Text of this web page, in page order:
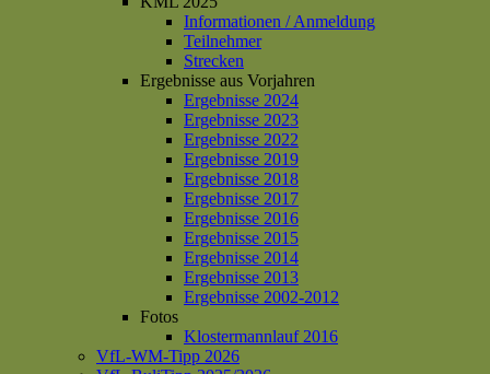
Informationen / Anmeldung
Teilnehmer
Strecken
Ergebnisse aus Vorjahren
Ergebnisse 2024
Ergebnisse 2023
Ergebnisse 2022
Ergebnisse 2019
Ergebnisse 2018
Ergebnisse 2017
Ergebnisse 2016
Ergebnisse 2015
Ergebnisse 2014
Ergebnisse 2013
Ergebnisse 2002-2012
Fotos
Klostermannlauf 2016
VfL-WM-Tipp 2026